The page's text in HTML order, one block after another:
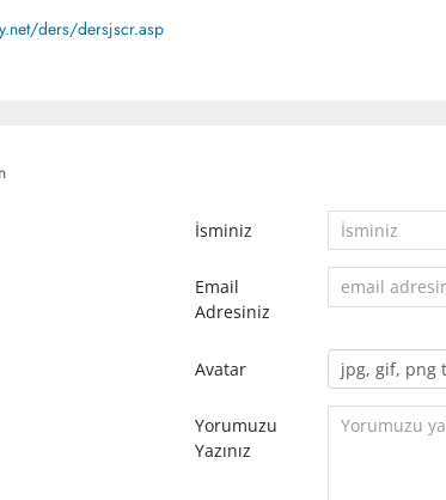
ders/dersjscr.asp
İsminiz
Email
Adresiniz
Avatar
Yorumuzu
Yazınız